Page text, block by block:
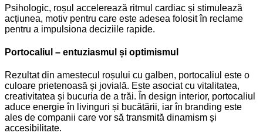
Psihologic, roșul accelerează ritmul cardiac și stimulează
acțiunea, motiv pentru care este adesea folosit în reclame
pentru a impulsiona deciziile rapide.
Portocaliul – entuziasmul și optimismul
Rezultat din amestecul roșului cu galben, portocaliul este o
culoare prietenoasă și jovială. Este asociat cu vitalitatea,
creativitatea și bucuria de a trăi. În design interior, portocaliul
aduce energie în livinguri și bucătării, iar în branding este
ales de companii care vor să transmită dinamism și
accesibilitate.